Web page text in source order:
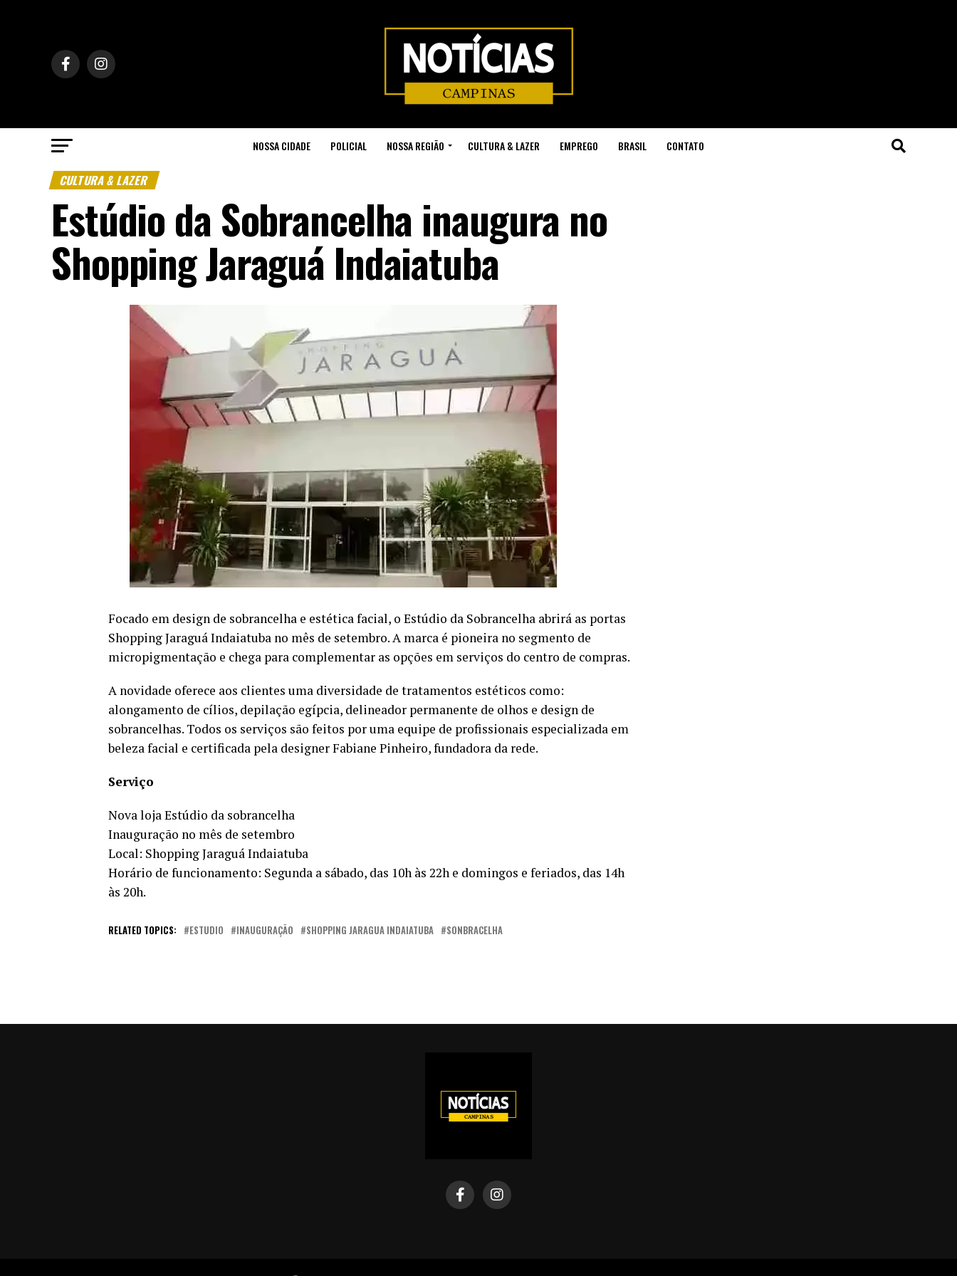
NOSSA CIDADE POLICIAL NOSSA REGIÃO CULTURA & LAZER EMPREGO BRASIL CONTATO
CULTURA & LAZER
Estúdio da Sobrancelha inaugura no
Shopping Jaraguá Indaiatuba
Focado em design de sobrancelha e estética facial, o Estúdio da Sobrancelha abrirá as portas
Shopping Jaraguá Indaiatuba no mês de setembro. A marca é pioneira no segmento de
micropigmentação e chega para complementar as opções em serviços do centro de compras.
A novidade oferece aos clientes uma diversidade de tratamentos estéticos como:
alongamento de cílios, depilação egípcia, delineador permanente de olhos e design de
sobrancelhas. Todos os serviços são feitos por uma equipe de profissionais especializada em
beleza facial e certificada pela designer Fabiane Pinheiro, fundadora da rede.
Serviço
Nova loja Estúdio da sobrancelha
Inauguração no mês de setembro
Local: Shopping Jaraguá Indaiatuba
Horário de funcionamento: Segunda a sábado, das 10h às 22h e domingos e feriados, das 14h
às 20h.
RELATED TOPICS: ESTUDIO INAUGURAÇÃO SHOPPING JARAGUA INDAIATUBA SONBRACELHA